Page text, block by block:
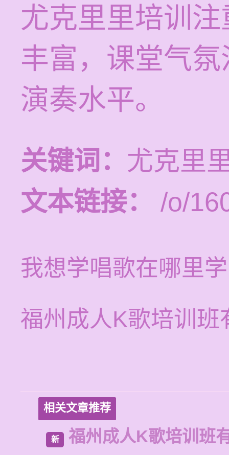
尤克里里培训
丰富，课堂气
演奏水平。
关键词： 尤克里
文本链接：
/o/
我想学唱歌在哪里学
福州成人K歌培训班
相关文章推荐
新 福州成人K歌培训班